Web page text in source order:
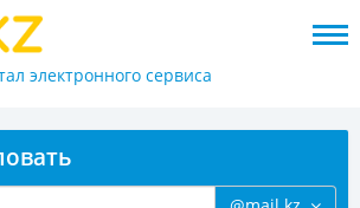
электронного сервиса